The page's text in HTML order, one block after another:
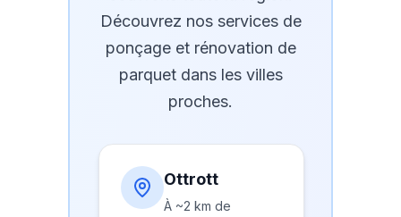
Découvrez nos services de
ponçage et rénovation de
parquet dans les villes
proches.
Ottrott
À ~2 km de